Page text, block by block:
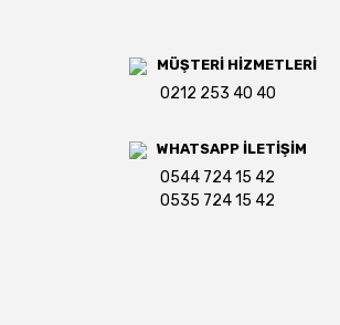
MÜŞTERİ HİZMETLERİ
0212 253 40 40
WHATSAPP İLETİŞİM
0544 724 15 42
0535 724 15 42